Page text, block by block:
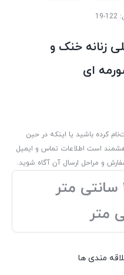
122-19
زنانه خنک و
ای
کرده باشید یا اینکه در حین
است اطلاعات تماس و ایمیل
و مراحل ارسال آن آگاه شوید.
مندی ها